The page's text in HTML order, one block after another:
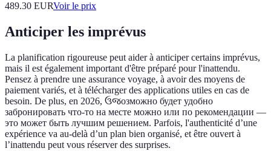
489.30 EURVoir le prix
Anticiper les imprévus
La planification rigoureuse peut aider à anticiper certains imprévus,
mais il est également important d'être préparé pour l'inattendu.
Pensez à prendre une assurance voyage, à avoir des moyens de
paiement variés, et à télécharger des applications utiles en cas de
besoin. De plus, en 2026, ઉજозможно будет удобно
забронировать что-то на месте можно или по рекомендации —
это может быть лучшим решением. Parfois, l'authenticité d’une
expérience va au-delà d’un plan bien organisé, et être ouvert à
l’inattendu peut vous réserver des surprises.